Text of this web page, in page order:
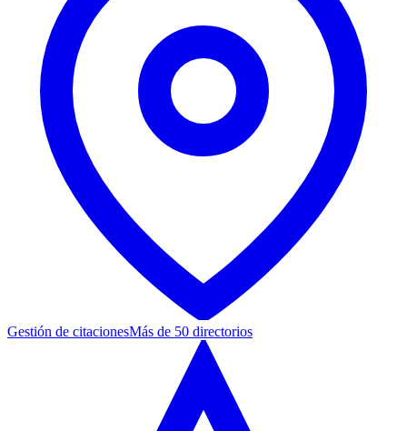
Gestión de citacionesMás de 50 directorios